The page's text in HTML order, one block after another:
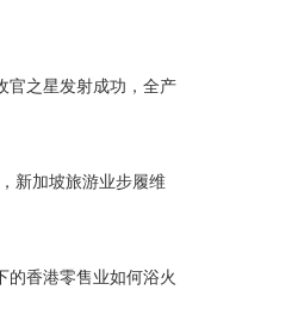
官之星发射成功，全产
，新加坡旅游业步履维
的香港零售业如何浴火